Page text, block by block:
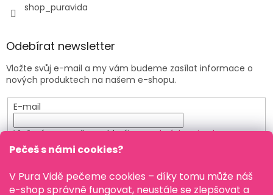
Pečeš s námi cookies?
V Pura Vidě pečeme cookies – díky tomu může náš
e-shop správně fungovat, neustále se zlepšovat a
shop_puravida
Odebírat newsletter
Vložte svůj e-mail a my vám budeme zasílat informace o
nových produktech na našem e-shopu.
E-mail
Vložením e-mailu souhlasíte spodmínkami ochrany
osobních údajů
PŘIHLÁSIT SE